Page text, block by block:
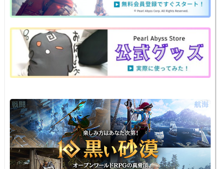
a b
o
o
k
st ot
e
Li
n
k